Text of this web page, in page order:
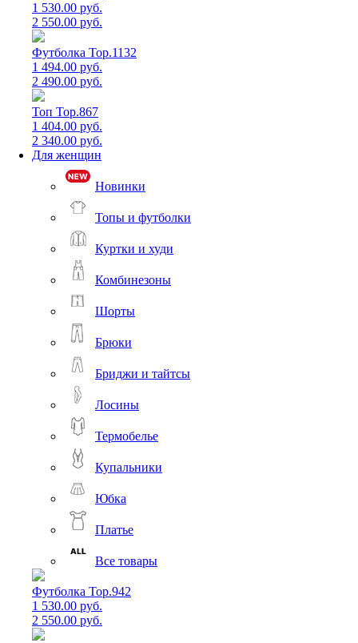
1 530.00 руб.
2 550.00 руб.
Футболка Top.1132
1 494.00 руб.
2 490.00 руб.
Топ Top.867
1 404.00 руб.
2 340.00 руб.
Для женщин
Новинки
Топы и футболки
Куртки и худи
Комбинезоны
Шорты
Брюки
Бриджи и тайтсы
Лосины
Термобелье
Купальники
Юбка
Платье
Все товары
Футболка Top.942
1 530.00 руб.
2 550.00 руб.